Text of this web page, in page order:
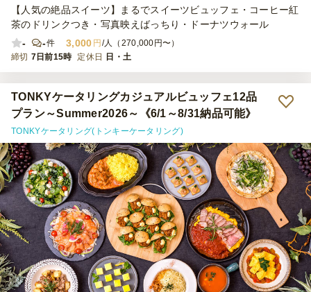
【人気の絶品スイーツ】まるでスイーツビュッフェ・コーヒー紅
茶のドリンクつき・写真映えばっちり・ドーナツウォール
-
-件 3,000 円 /人（270,000円〜）
締切 7日前15時 定休日 日・土
TONKYケータリングカジュアルビュッフェ12品
プラン～Summer2026～《6/1～8/31納品可能》
TONKYケータリング(トンキーケータリング)